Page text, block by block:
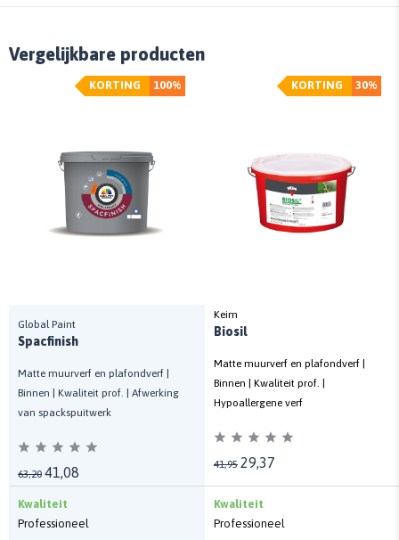
Vergelijkbare producten
100%
KORTING
Global Paint
Spacfinish
Matte muurverf en plafondverf |
Binnen | Kwaliteit prof. | Afwerking
van spackspuitwerk
63,20 41,08
Kwaliteit
Professioneel
30%
KORTING
Keim
Biosil
Matte muurverf en plafondverf |
Binnen | Kwaliteit prof. |
Hypoallergene verf
41,95 29,37
Kwaliteit
Professioneel